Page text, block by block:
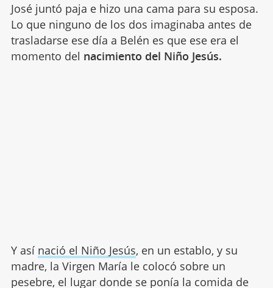
José juntó paja e hizo una cama para su esposa.
Lo que ninguno de los dos imaginaba antes de
trasladarse ese día a Belén es que ese era el
momento del nacimiento del Niño Jesús.
Y así nació el Niño Jesús, en un establo, y su
madre, la Virgen María le colocó sobre un
pesebre, el lugar donde se ponía la comida de